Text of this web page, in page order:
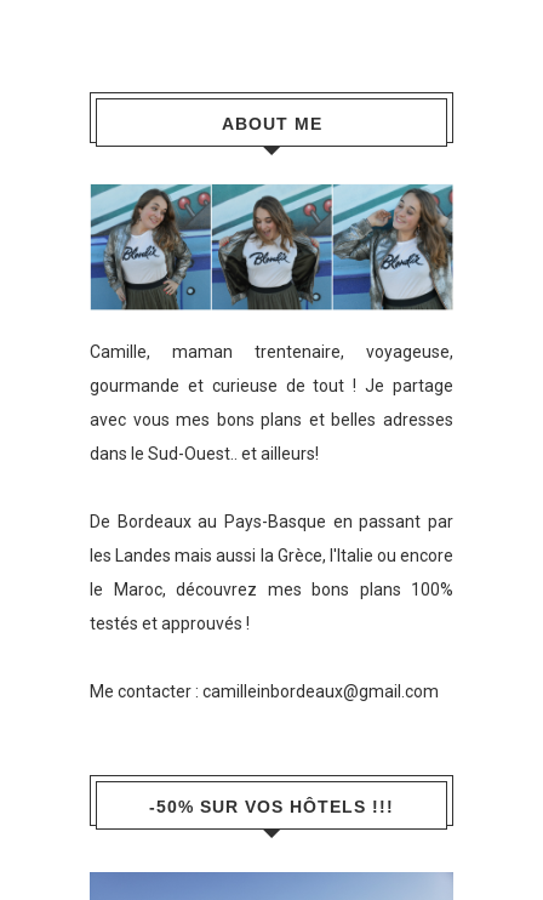
ABOUT ME
Camille, maman trentenaire, voyageuse,
gourmande et curieuse de tout ! Je partage
avec vous mes bons plans et belles adresses
dans le Sud-Ouest.. et ailleurs!
De Bordeaux au Pays-Basque en passant par
les Landes mais aussi la Grèce, l'Italie ou encore
le Maroc, découvrez mes bons plans 100%
testés et approuvés !
Me contacter : camilleinbordeaux@gmail.com
-50% SUR VOS HÔTELS !!!